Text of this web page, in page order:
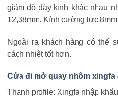
giảm độ dày kính khác nhau
12,38mm. Kính cường lực
Ngoài ra khách hàng có thể
cách nhiệt tốt hơn.
Cửa đi mở quay nhôm xingfa
Thanh profile: Xingfa nhập